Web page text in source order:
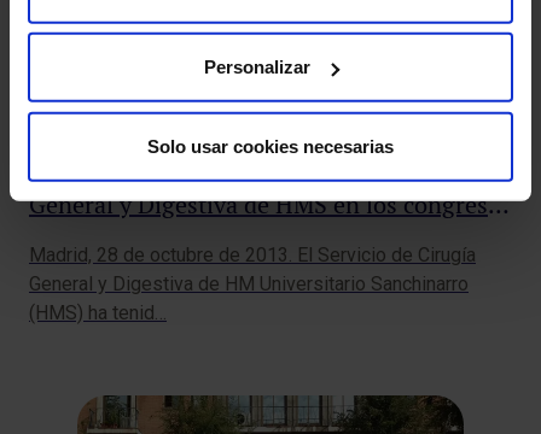
Personalizar
Solo usar cookies necesarias
Amplia presencia del Servicio de Cirugía
General y Digestiva de HMS en los congresos
de Cirugía Robótica y del Colegio Americano
de Cirujanos
Madrid, 28 de octubre de 2013. El Servicio de Cirugía
General y Digestiva de HM Universitario Sanchinarro
(HMS) ha tenid…